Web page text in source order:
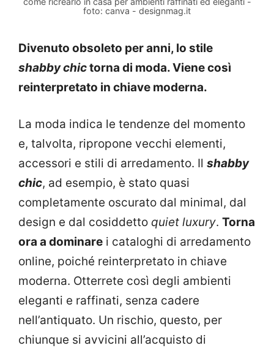
foto: canva - designmag.it
Divenuto obsoleto per anni, lo stile
shabby chictorna di moda. Viene così
reinterpretato in chiave moderna.
La moda indica le tendenze del momento
e, talvolta, ripropone vecchi elementi,
accessori e stili di arredamento. Il shabby
chic, ad esempio, è stato quasi
completamente oscurato dal minimal, dal
design e dal cosiddetto quiet luxury. Torna
ora a dominare i cataloghi di arredamento
online, poiché reinterpretato in chiave
moderna. Otterrete così degli ambienti
eleganti e raffinati, senza cadere
nell’antiquato. Un rischio, questo, per
chiunque si avvicini all’acquisto di